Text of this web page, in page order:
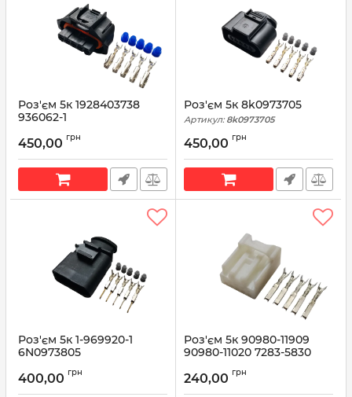
Роз'єм 5к 1928403738
936062-1
450,00 грн
Роз'єм 5к 8k0973705
Артикул: 8k0973705
450,00 грн
Роз'єм 5к 1-969920-1
6N0973805
400,00 грн
Роз'єм 5к 90980-11909
90980-11020 7283-5830
240,00 грн